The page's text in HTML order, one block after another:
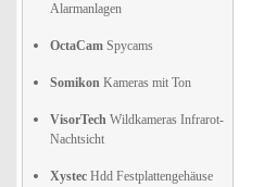
Alarmanlagen
OctaCam Spycams
Somikon Kameras mit Ton
VisorTech Wildkameras Infrarot-
Nachtsicht
Xystec Hdd Festplattengehäuse